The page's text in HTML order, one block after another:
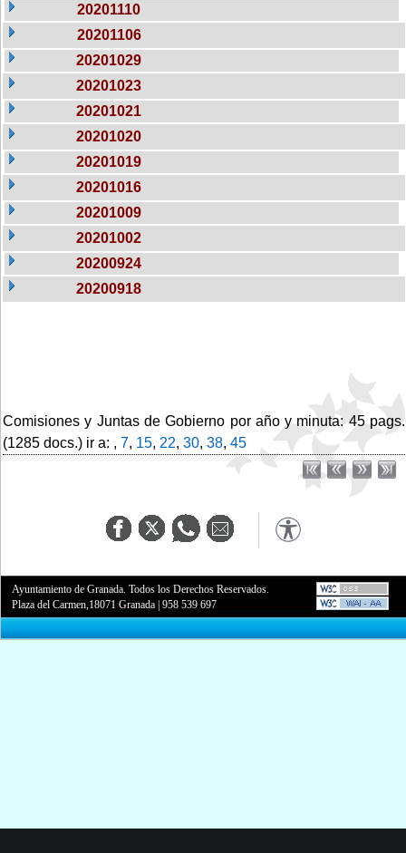
20201110
20201106
20201029
20201023
20201021
20201020
20201019
20201016
20201009
20201002
20200924
20200918
Comisiones y Juntas de Gobierno por año y minuta: 45 pags.
(1285 docs.) ir a: , 7, 15, 22, 30, 38, 45
Ayuntamiento de Granada. Todos los Derechos Reservados.
Plaza del Carmen,18071 Granada |958 539 697